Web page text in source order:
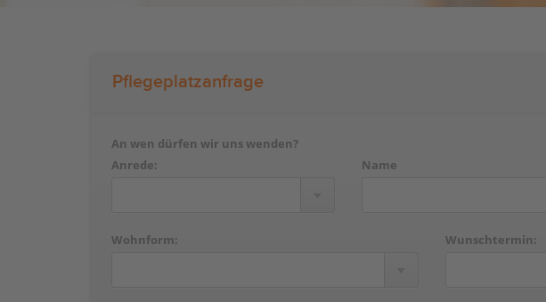
Pflegeplatzanfrage
An wen dürfen wir uns wenden?
Anrede:
Name
Wohnform: Wunschtermin: